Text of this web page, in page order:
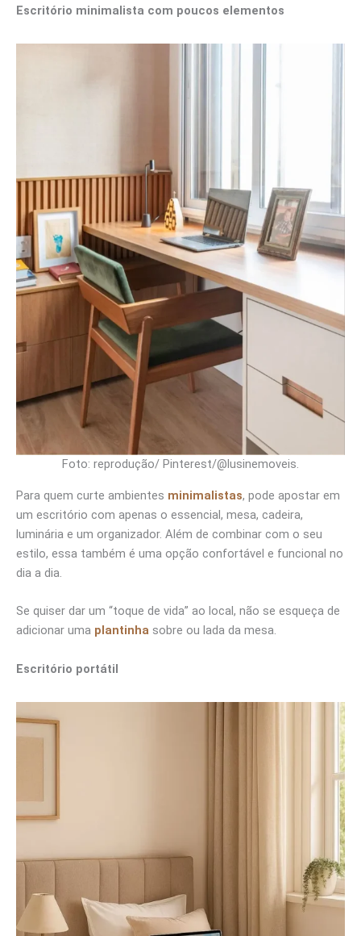
Escritório minimalista com poucos elementos
Foto: reprodução/ Pinterest/@lusinemoveis.
Para quem curte ambientes minimalistas, pode apostar em
um escritório com apenas o essencial, mesa, cadeira,
luminária e um organizador. Além de combinar com o seu
estilo, essa também é uma opção confortável e funcional no
dia a dia.
Se quiser dar um “toque de vida” ao local, não se esqueça de
adicionar uma plantinha sobre ou lada da mesa.
Escritório portátil